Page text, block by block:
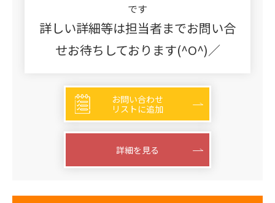
です
詳しい詳細等は担当者までお問い合
せお待ちしております(^O^)／
お問い合わせ
リストに追加
詳細を見る